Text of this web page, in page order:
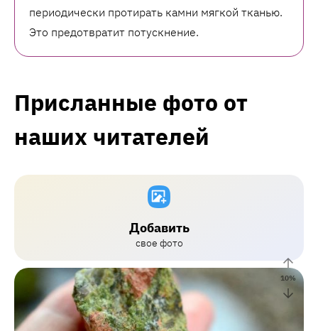
периодически протирать камни мягкой тканью.
Это предотвратит потускнение.
Присланные фото от
наших читателей
Добавить
свое фото
10%